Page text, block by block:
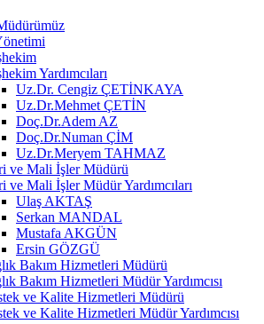
Yardımcıları
Uz.Dr. Cengiz ÇETİNKAYA
Uz.Dr.Mehmet ÇETİN
Doç.Dr.Adem AZ
Doç.Dr.Numan ÇİM
Uz.Dr.Meryem TAHMAZ
ve Mali İşler Müdürü
ve Mali İşler Müdür Yardımcıları
Ulaş AKTAŞ
Serkan MANDAL
Mustafa AKGÜN
Ersin GÖZGÜ
Bakım Hizmetleri Müdürü
Bakım Hizmetleri Müdür Yardımcısı
ve Kalite Hizmetleri Müdürü
ve Kalite Hizmetleri Müdür Yardımcısı